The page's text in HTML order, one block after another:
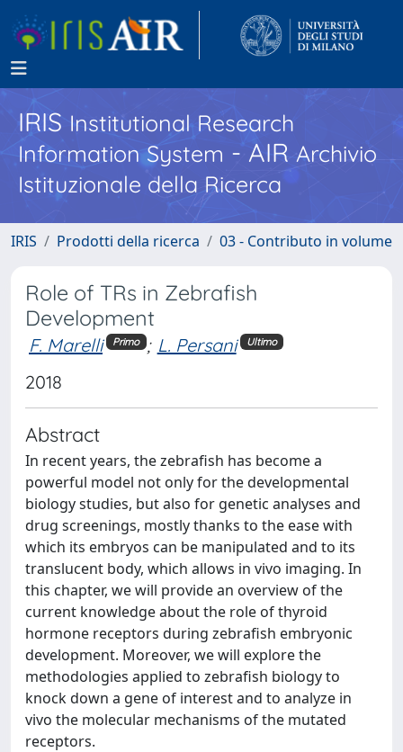
IRISInstitutional Research
Information System - AIR Archivio
Istituzionale della Ricerca
IRIS Prodotti della ricerca 03 - Contributo in volume
Role of TRs in Zebrafish
Development
F. Marelli Primo ; L. Persani Ultimo
2018
Abstract
In recent years, the zebrafish has become a
powerful model not only for the developmental
biology studies, but also for genetic analyses and
drug screenings, mostly thanks to the ease with
which its embryos can be manipulated and to its
translucent body, which allows in vivo imaging. In
this chapter, we will provide an overview of the
current knowledge about the role of thyroid
hormone receptors during zebrafish embryonic
development. Moreover, we will explore the
methodologies applied to zebrafish biology to
knock down a gene of interest and to analyze in
vivo the molecular mechanisms of the mutated
receptors.